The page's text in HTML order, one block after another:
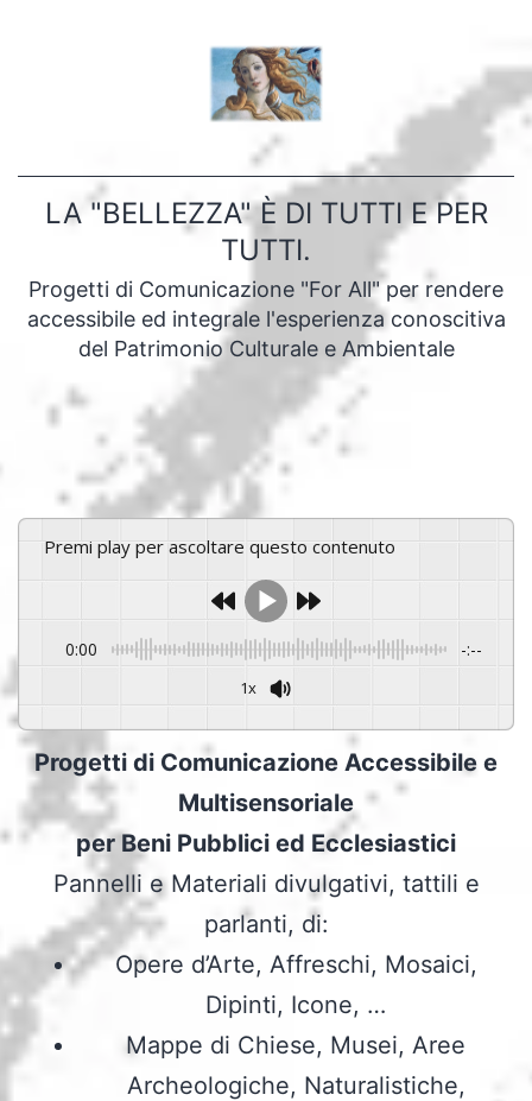
LA "BELLEZZA" È DI TUTTI E PER
TUTTI.
Progetti di Comunicazione "For All" per rendere
accessibile ed integrale l'esperienza conoscitiva
del Patrimonio Culturale e Ambientale
Premi play per ascoltare questo contenuto
0:00 -:--
1x
GSpeech
Progetti di Comunicazione Accessibile e
Multisensoriale
per Beni Pubblici ed Ecclesiastici
Pannelli e Materiali divulgativi, tattili e
parlanti, di:
Opere d’Arte, Affreschi, Mosaici,
Dipinti, Icone, …
Mappe di Chiese, Musei, Aree
Archeologiche, Naturalistiche,